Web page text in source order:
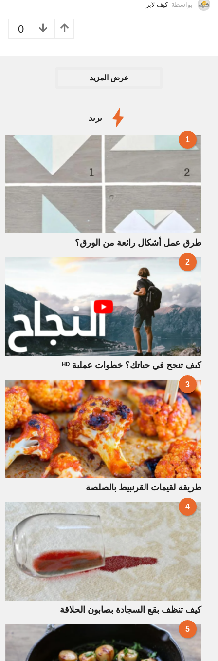
بواسطة كيف لابز
0
عرض المزيد
ترند
1
طرق عمل أشكال رائعة من الورق؟
2
كيف تنجح في حياتك؟ خطوات عملية ᴴᴰ
3
طريقة لقيمات القرنبيط بالصلصة
4
كيف تنظف بقع السجادة بصابون الحلاقة
5